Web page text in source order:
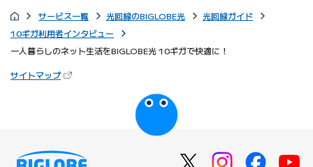
サービス一覧 光回線のBIGLOBE光
光回線ガイド
10ギガ利用者インタビュー
一人暮らしのネット生活をBIGLOBE光 10ギガで快適に！
サイトマップ（新しいタブで開きます）